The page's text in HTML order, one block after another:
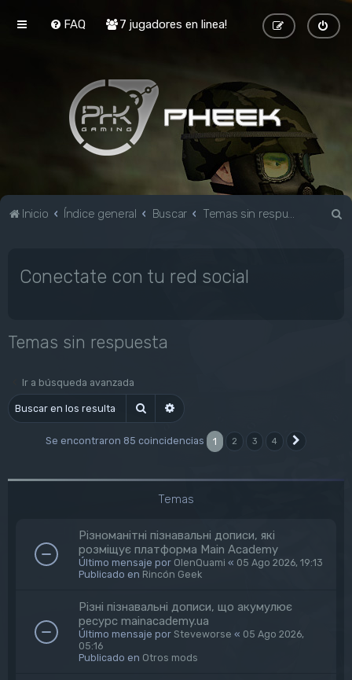
FAQ 7 jugadores en linea!
Inicio Índice general Buscar Temas sin respuesta
Conectate con tu red social
Temas sin respuesta
Ir a búsqueda avanzada
Buscar Búsqueda avanzada
Se encontraron 85 coincidencias 1 2 3 4
Temas
Різноманітні пізнавальні дописи, які
розміщує платформа Main Academy
Último mensaje por OlenQuami « 05 Ago 2026, 19:13
Publicado en Rincón Geek
Різні пізнавальні дописи, що акумулює
ресурс mainacademy.ua
Último mensaje por Steveworse « 05 Ago 2026,
05:16
Publicado en Otros mods